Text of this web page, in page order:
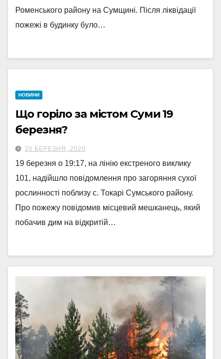
Роменського району на Сумщині. Після ліквідації
пожежі в будинку було…
НОВИНИ
Що горіло за містом Суми 19
березня?
20 БЕРЕЗНЯ, 2020
19 березня о 19:17, на лінію екстреного виклику
101, надійшло повідомлення про загоряння сухої
рослинності поблизу с. Токарі Сумського району.
Про пожежу повідомив місцевий мешканець, який
побачив дим на відкритій…